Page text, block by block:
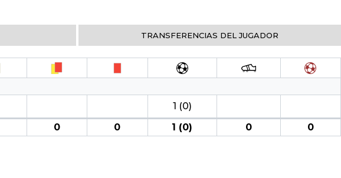
TRANSFERENCIAS DEL JUGADOR
1 (0)
0 0 1 (0) 0 0